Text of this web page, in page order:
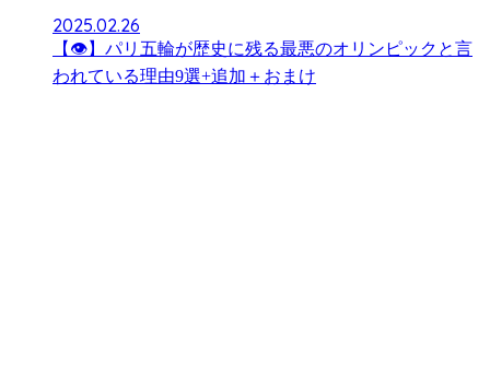
2025.02.26
【👁】パリ五輪が歴史に残る最悪のオリンピックと言
われている理由9選+追加＋おまけ